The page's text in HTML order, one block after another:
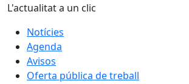
L'actualitat a un clic
Notícies
Agenda
Avisos
Oferta pública de treball